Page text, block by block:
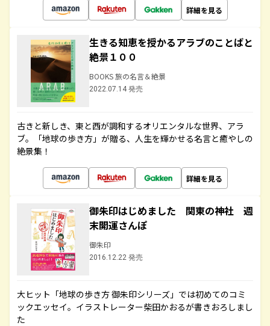
詳細を見る
生きる知恵を授かるアラブのことばと
絶景１００
BOOKS 旅の名言＆絶景
2022.07.14 発売
古きと新しき、東と西が調和するオリエンタルな世界、アラ
ブ。「地球の歩き方」が贈る、人生を輝かせる名言と癒やしの
絶景集！
詳細を見る
御朱印はじめました 関東の神社 週
末開運さんぽ
御朱印
2016.12.22 発売
大ヒット「地球の歩き方 御朱印シリーズ」では初めてのコミ
ックエッセイ。イラストレーター柴田かおるが書きおろしまし
た